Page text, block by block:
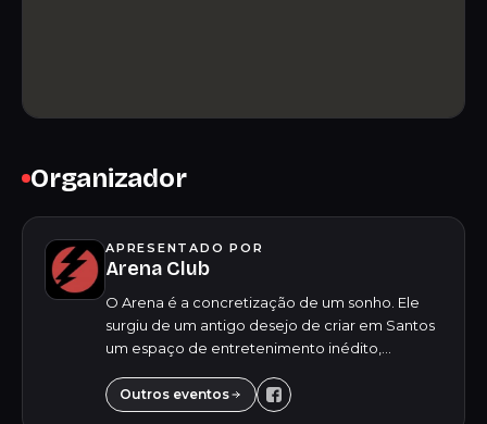
Organizador
APRESENTADO POR
Arena Club
O Arena é a concretização de um sonho. Ele
surgiu de um antigo desejo de criar em Santos
um espaço de entretenimento inédito,
experiência única e inesquecível. Destacando-
se pela versa...
Outros eventos